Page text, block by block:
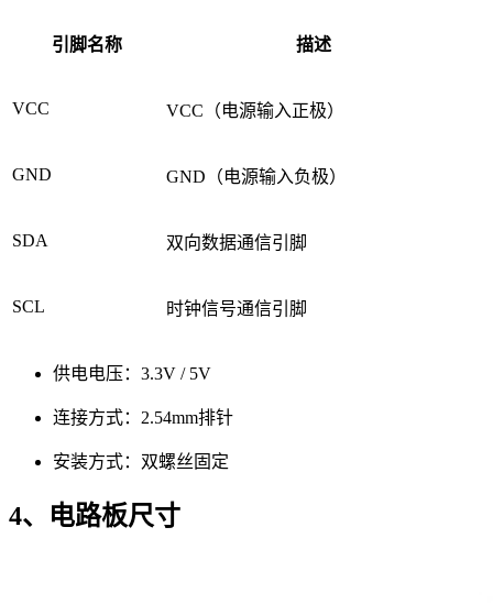
引脚名称 描述
VCC VCC（电源输入正极）
GND GND（电源输入负极）
SDA 双向数据通信引脚
SCL 时钟信号通信引脚
供电电压：3.3V / 5V
连接方式：2.54mm排针
安装方式：双螺丝固定
4、电路板尺寸